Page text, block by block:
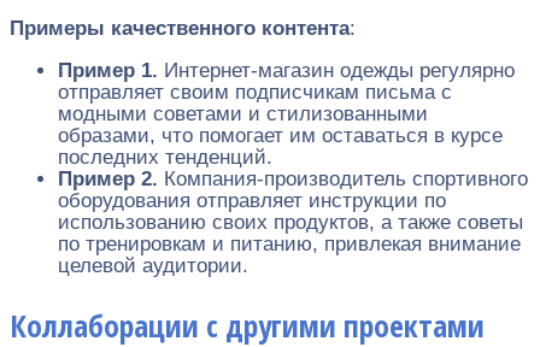
Примеры качественного контента:
Пример 1. Интернет-магазин одежды регулярно
отправляет своим подписчикам письма с
модными советами и стилизованными
образами, что помогает им оставаться в курсе
последних тенденций.
Пример 2. Компания-производитель спортивного
оборудования отправляет инструкции по
использованию своих продуктов, а также советы
по тренировкам и питанию, привлекая внимание
целевой аудитории.
Коллаборации с другими проектами